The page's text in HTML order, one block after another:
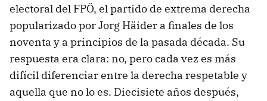
electoral del FPÖ, el partido de extrema derecha
popularizado por Jorg Häider a finales de los
noventa y a principios de la pasada década. Su
respuesta era clara: no, pero cada vez es más
difícil diferenciar entre la derecha respetable y
aquella que no lo es. Diecisiete años después,